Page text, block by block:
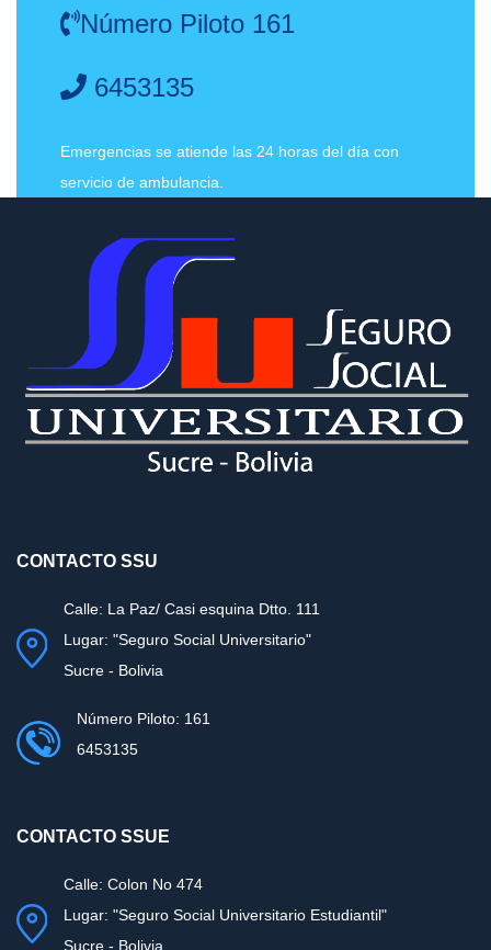
Número Piloto 161
6453135
Emergencias se atiende las 24 horas del día con
servicio de ambulancia.
CONTACTO SSU
Calle: La Paz/ Casi esquina Dtto. 111
Lugar: "Seguro Social Universitario"
Sucre - Bolivia
Número Piloto: 161
6453135
CONTACTO SSUE
Calle: Colon No 474
Lugar: "Seguro Social Universitario Estudiantil"
Sucre - Bolivia